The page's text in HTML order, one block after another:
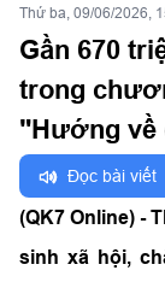
Thứ ba, 09/06/2026,
Gần 670
trong
"Hướng về
Đọc bài viết
(QK7 Online) -
sinh xã hội,